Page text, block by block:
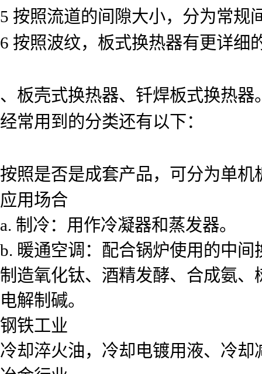
5 按照流道的间隙大小，分为常规
6 按照波纹，板式换热器有更详细
、板壳式换热器、钎焊板式换热器
经常用到的分类还有以下：
按照是否是成套产品，可分为单
应用场合
a. 制冷：用作冷凝器和蒸发器。
b. 暖通空调：配合锅炉使用的中
制造氧化钛、酒精发酵、合成氨
电解制碱。
钢铁工业
冷却淬火油，冷却电镀用液、冷